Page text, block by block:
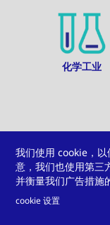
化学工业
汽车
我们使用 cookie，
意，我们也使用第三
并衡量我们广告措施
cookie 设置